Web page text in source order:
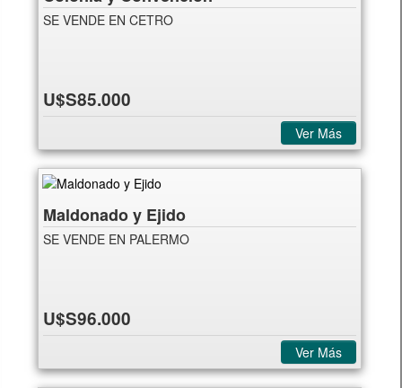
SE VENDE EN CETRO
U$S85.000
Ver Más
Maldonado y Ejido
SE VENDE EN PALERMO
U$S96.000
Ver Más